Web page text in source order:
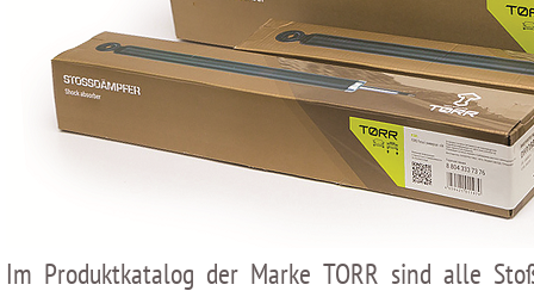
Im Produktkatalog der Marke TORR sind alle